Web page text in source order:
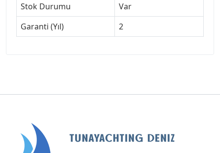
Stok Durumu
Var
Garanti (Yıl)
2